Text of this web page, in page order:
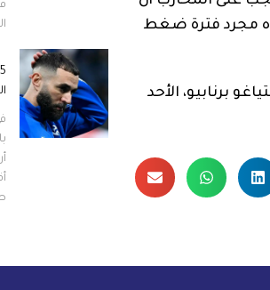
مجرد فترة ضغط
على ملعب سانتياغو برنابيو، الأحد